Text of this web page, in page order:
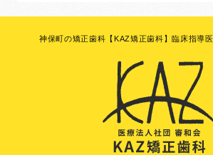
神保町の矯正歯科【KAZ矯正歯科】臨床指導医